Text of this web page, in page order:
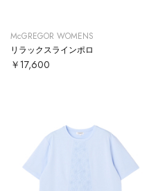
McGREGOR WOMENS
リラックスラインポロ
￥17,600